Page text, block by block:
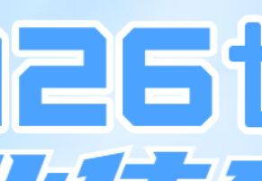
开源 哈哈体育商城 新闻资讯 关